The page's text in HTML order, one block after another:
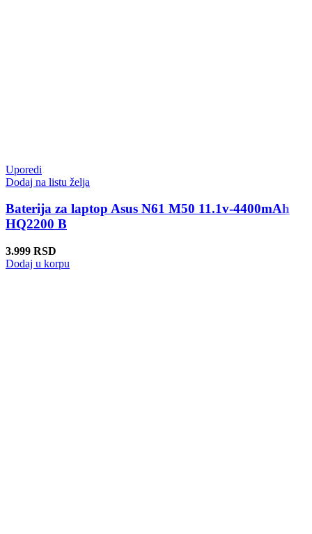
Uporedi
Dodaj na listu želja
Baterija za laptop Asus N61 M50 11.1v-4400mAh
HQ2200 B
3.999 RSD
Dodaj u korpu